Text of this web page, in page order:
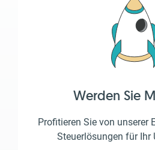
Werden Sie
Profitieren Sie von unserer
Steuerlösungen für Ihr